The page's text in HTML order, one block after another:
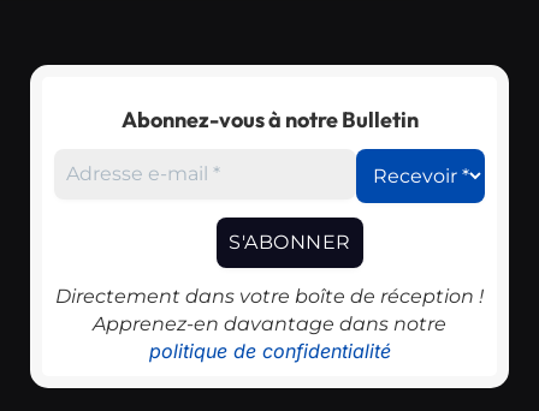
Abonnez-vous à notre Bulletin
Directement dans votre boîte de réception !
Apprenez-en davantage dans notre
politique de confidentialité